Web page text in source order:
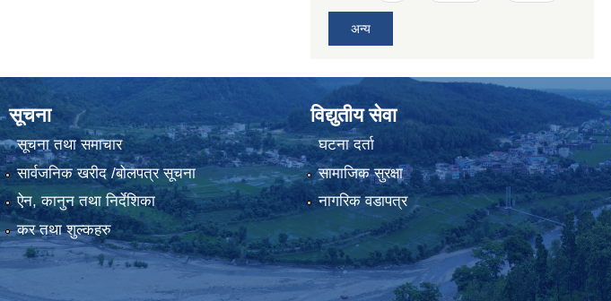
अन्य
सूचना
सूचना तथा समाचार
सार्वजनिक खरीद /बोलपत्र सूचना
ऐन, कानुन तथा निर्देशिका
कर तथा शुल्कहरु
विद्युतीय सेवा
घटना दर्ता
सामाजिक सुरक्षा
नागरिक वडापत्र